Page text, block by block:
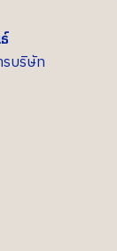
บริษัท